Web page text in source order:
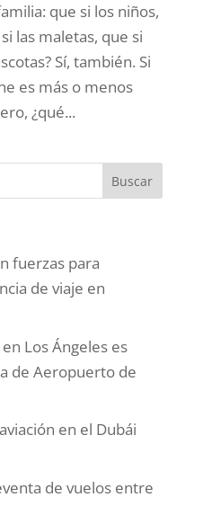
que si los niños,
las maletas, que si
Sí, también. Si
es más o menos
¿qué...
fuerzas para
de viaje en
Los Ángeles es
de Aeropuerto de
en el Dubái
de vuelos entre